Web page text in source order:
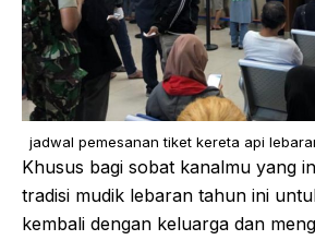
jadwal pemesanan tiket kereta api
Khusus bagi sobat kanalmu yang
tradisi mudik lebaran tahun ini
kembali dengan keluarga dan